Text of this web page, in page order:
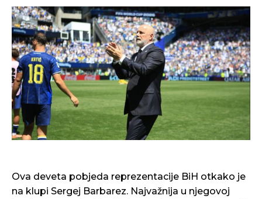
Ova deveta pobjeda reprezentacije BiH otkako je
na klupi Sergej Barbarez. Najvažnija u njegovoj